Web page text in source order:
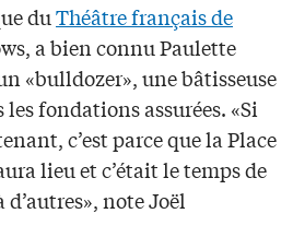
duThéâtre français de
a bien connu Paulette
«bulldozer», une bâtisseuse
fondations assurées. «Si
c’est parce que la Place
lieu et c’était le temps de
note Joël